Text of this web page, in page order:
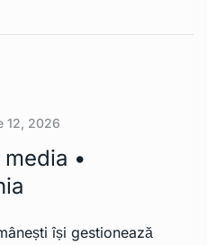
12, 2026
•
își gestionează